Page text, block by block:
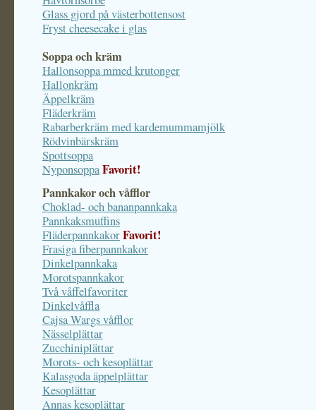
Glass gjord på västerbottensost
Fryst cheesecake i glas
Soppa och kräm
Hallonsoppa mmed krutonger
Hallonkräm
Äppelkräm
Fläderkräm
Rabarberkräm med kardemummamjölk
Rödvinbärskräm
Spottsoppa
NyponsoppaFavorit!
Pannkakor och våfflor
Choklad- och bananpannkaka
Pannkaksmuffins
FläderpannkakorFavorit!
Frasiga fiberpannkakor
Dinkelpannkaka
Morotspannkakor
Två våffelfavoriter
Dinkelvåffla
Cajsa Wargs våfflor
Nässelplättar
Zucchiniplättar
Morots- och kesoplättar
Kalasgoda äppelplättar
Kesoplättar
Annas kesoplättar